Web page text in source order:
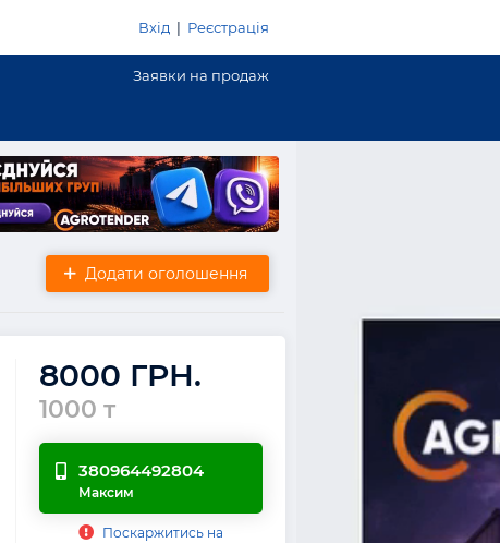
Вхід | Реєстрація
Заявки на продаж
Додати оголошення
8000 ГРН.
1000 т
380964492804
Максим
Поскаржитись на